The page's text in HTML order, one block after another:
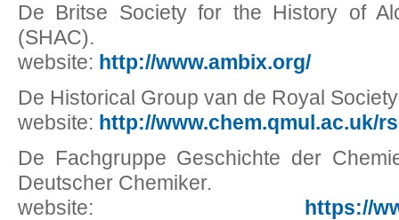
De Britse Society for the History of
(SHAC).
website: http://www.ambix.org/
De Historical Group van de Royal
website: http://www.chem.qmul.ac.uk/
De Fachgruppe Geschichte der
Deutscher Chemiker.
website: https://